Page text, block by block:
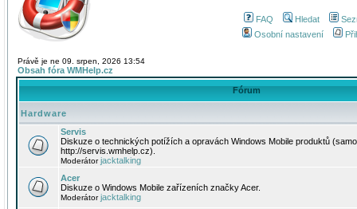
FAQ Hledat
Osobní nastavení
Právě je ne 09. srpen, 2026 13:54
Obsah fóra WMHelp.cz
Fórum
Hardware
Servis
Diskuze o technických potížích a opravách Windows Mobile produktů
http://servis.wmhelp.cz).
Moderátorjacktalking
Acer
Diskuze o Windows Mobile zařízeních značky Acer.
Moderátorjacktalking